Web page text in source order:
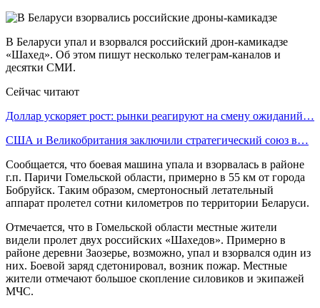
В Беларуси упал и взорвался российский дрон-камикадзе
«Шахед». Об этом пишут несколько телеграм-каналов и
десятки СМИ.
Сейчас читают
Доллар ускоряет рост: рынки реагируют на смену ожиданий…
США и Великобритания заключили стратегический союз в…
Сообщается, что боевая машина упала и взорвалась в районе
г.п. Паричи Гомельской области, примерно в 55 км от города
Бобруйск. Таким образом, смертоносный летательный
аппарат пролетел сотни километров по территории Беларуси.
Отмечается, что в Гомельской области местные жители
видели пролет двух российских «Шахедов». Примерно в
районе деревни Заозерье, возможно, упал и взорвался один из
них. Боевой заряд сдетонировал, возник пожар. Местные
жители отмечают большое скопление силовиков и экипажей
МЧС.